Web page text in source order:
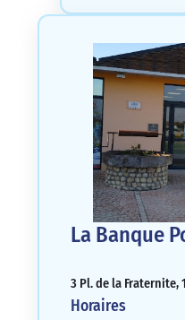
La Banque
3 Pl. de la Fraternite,
Horaires